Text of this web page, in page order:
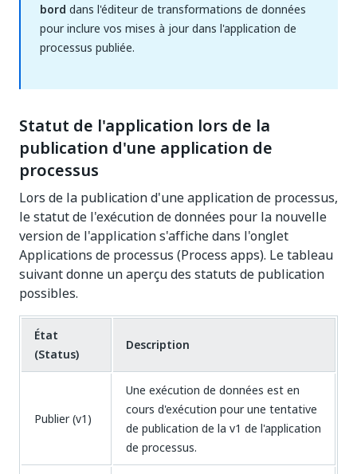
bord dans l'éditeur de transformations de données
pour inclure vos mises à jour dans l'application de
processus publiée.
Statut de l'application lors de la
publication d'une application de
processus
Lors de la publication d'une application de processus,
le statut de l'exécution de données pour la nouvelle
version de l'application s'affiche dans l'onglet
Applications de processus (Process apps). Le tableau
suivant donne un aperçu des statuts de publication
possibles.
État
(Status)
Description
Publier (v1)
Une exécution de données est en
cours d'exécution pour une tentative
de publication de la v1 de l'application
de processus.